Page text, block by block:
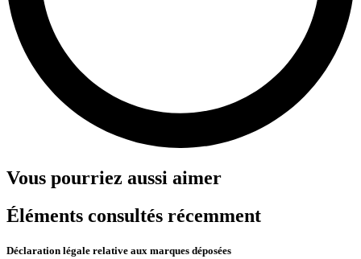
Vous pourriez aussi aimer
Éléments consultés récemment
Déclaration légale relative aux marques déposées